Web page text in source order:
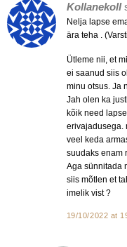
Kollanekoll
Nelja lapse
ära teha .
Ütleme nii, et
ei saanud siis
minu otsus. Ja
Jah olen ka
kõik need
erivajadusega.
veel keda
suudaks enam
Aga sünnitada
siis mõtlen et
imelik vist ?
19/10/2022 at